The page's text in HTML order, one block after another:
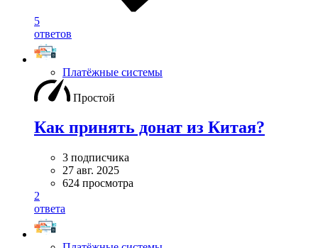
5
ответов
Платёжные системы
Простой
Как принять донат из Китая?
3 подписчика
27 авг. 2025
624 просмотра
2
ответа